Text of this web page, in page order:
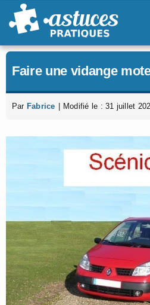
Passer
au
Faire une vidange
Par Fabrice Modifié le : 31 juillet